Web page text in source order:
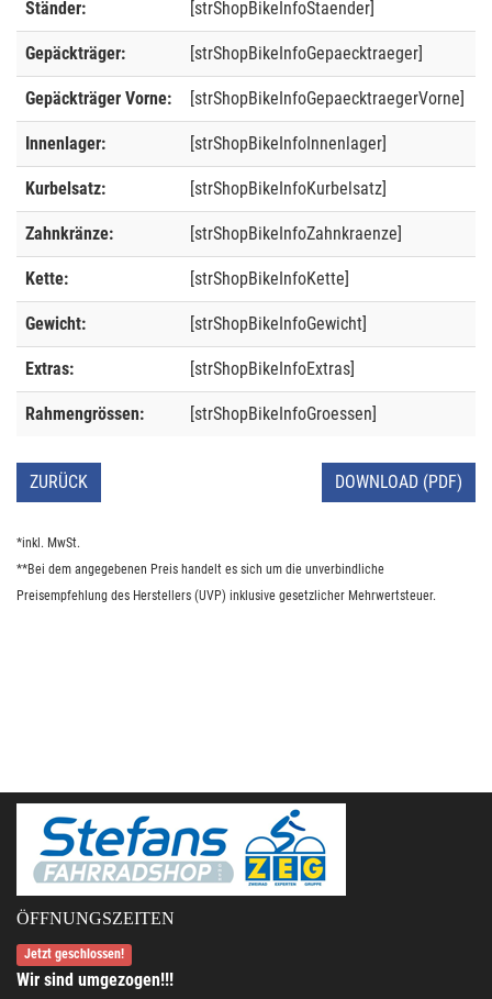
Ständer: [strShopBikeInfoStaender]
Gepäckträger: [strShopBikeInfoGepaecktraeger]
Gepäckträger Vorne: [strShopBikeInfoGepaecktraegerVorne]
Innenlager: [strShopBikeInfoInnenlager]
Kurbelsatz: [strShopBikeInfoKurbelsatz]
Zahnkränze: [strShopBikeInfoZahnkraenze]
Kette: [strShopBikeInfoKette]
Gewicht: [strShopBikeInfoGewicht]
Extras: [strShopBikeInfoExtras]
Rahmengrössen: [strShopBikeInfoGroessen]
ZURÜCK DOWNLOAD (PDF)
*inkl. MwSt.
**Bei dem angegebenen Preis handelt es sich um die unverbindliche
Preisempfehlung des Herstellers (UVP) inklusive gesetzlicher Mehrwertsteuer.
ÖFFNUNGSZEITEN
Jetzt geschlossen!
Wir sind umgezogen!!!